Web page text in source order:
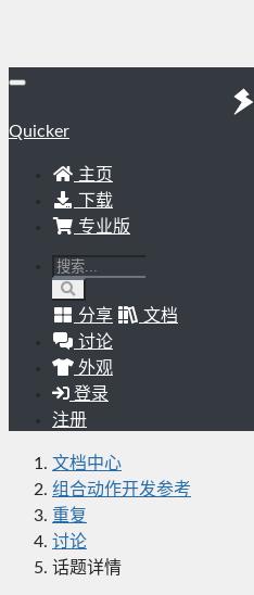
Quicker
主页
下载
专业版
分享
文档
讨论
外观
登录
注册
文档中心
组合动作开发参考
重复
讨论
话题详情